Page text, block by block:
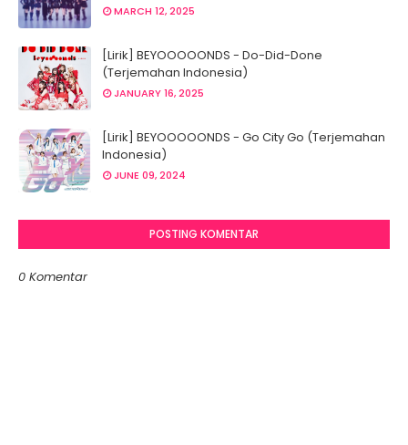
MARCH 12, 2025
[Lirik] BEYOOOOONDS - Do-Did-Done
(Terjemahan Indonesia)
JANUARY 16, 2025
[Lirik] BEYOOOOONDS - Go City Go (Terjemahan
Indonesia)
JUNE 09, 2024
POSTING KOMENTAR
0 Komentar